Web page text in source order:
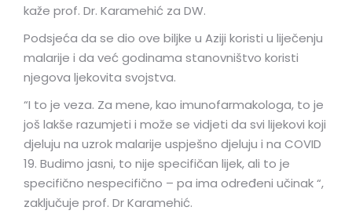
kaže prof. Dr. Karamehić za DW.
Podsjeća da se dio ove biljke u Aziji koristi u liječenju
malarije i da već godinama stanovništvo koristi
njegova ljekovita svojstva.
“I to je veza. Za mene, kao imunofarmakologa, to je
još lakše razumjeti i može se vidjeti da svi lijekovi koji
djeluju na uzrok malarije uspješno djeluju i na COVID
19. Budimo jasni, to nije specifičan lijek, ali to je
specifično nespecifično – pa ima određeni učinak “,
zaključuje prof. Dr Karamehić.